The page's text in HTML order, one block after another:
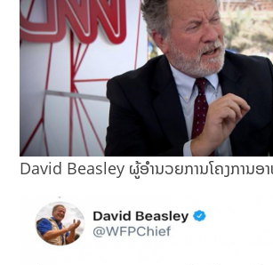
David Beasley ຜູ້ອໍານວຍການໂຄງການອ